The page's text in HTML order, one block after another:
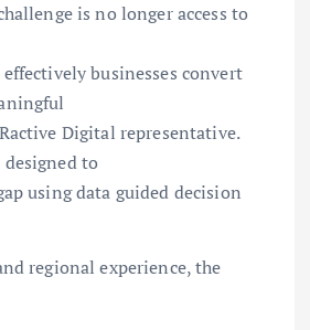
is no longer access to
businesses convert
Digital representative.
to
using data guided decision
regional experience, the